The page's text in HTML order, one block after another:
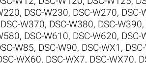
, DSC-W230, DSC-W270, DSC-
DSC-W370, DSC-W380, DSC-W390,
, DSC-W610, DSC-W620, DSC-
W85, DSC-W90, DSC-WX1 ,
WX60, DSC-WX7, DSC-WX70,